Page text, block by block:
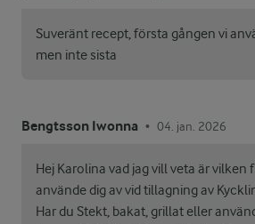
Suveränt recept, första gången vi
men inte sista
Bengtsson Iwonna • 04. jan. 2026
Hej Karolina vad jag vill veta är vilken
använde dig av vid tillagning av
Har du Stekt, bakat, grillat eller